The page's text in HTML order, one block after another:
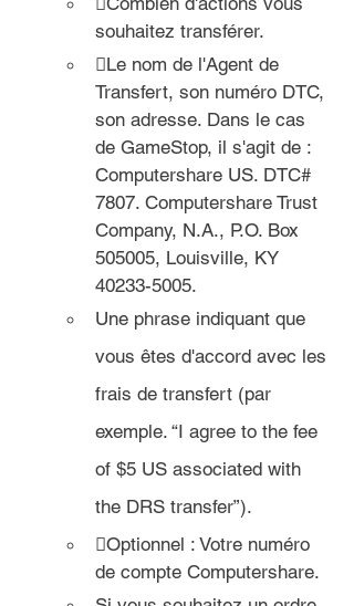
souhaitez transférer.
Le nom de l'Agent de
Transfert, son numéro DTC,
son adresse. Dans le cas
de GameStop, il s'agit de :
Computershare US. DTC#
7807. Computershare Trust
Company, N.A., P.O. Box
505005, Louisville, KY
40233-5005.
Une phrase indiquant que
vous êtes d'accord avec les
frais de transfert (par
exemple. “I agree to the fee
of $5 US associated with
the DRS transfer”).
Optionnel : Votre numéro
de compte Computershare.